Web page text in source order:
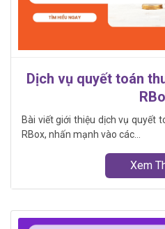
Dịch vụ quyết toán
Bài viết giới thiệu dịch vụ quyết
RBox, nhấn mạnh vào các...
Xem